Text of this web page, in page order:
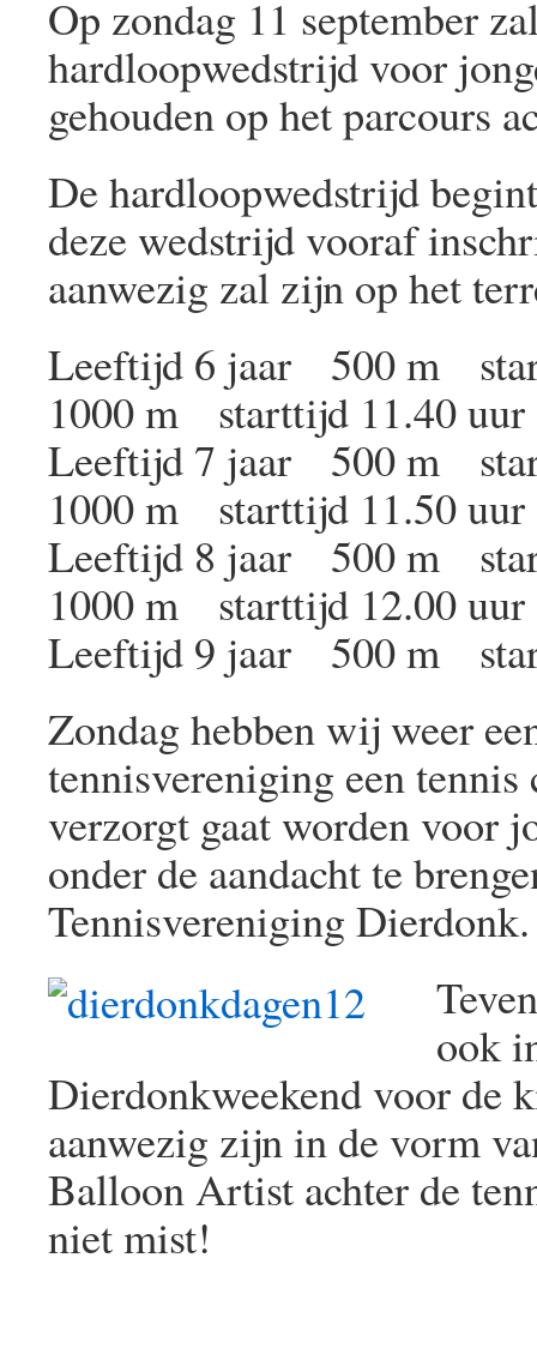
Op zondag 11 september
hardloopwedstrijd voor
gehouden op het parcours
De hardloopwedstrijd
deze wedstrijd vooraf
aanwezig zal zijn op het
Leeftijd 6 jaar 500 m
1000 m starttijd 11.40 uur
Leeftijd 7 jaar 500 m
1000 m starttijd 11.50 uur
Leeftijd 8 jaar 500 m
1000 m starttijd 12.00 uur
Leeftijd 9 jaar 500 m
Zondag hebben wij weer
tennisvereniging een
verzorgt gaat worden voor
onder de aandacht te
Tennisvereniging Dierdonk.
ook
Dierdonkweekend voor de
aanwezig zijn in de vorm
Balloon Artist achter de
niet mist!